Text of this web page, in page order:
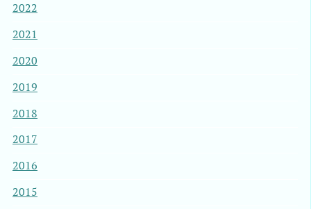
2022
2021
2020
2019
2018
2017
2016
2015